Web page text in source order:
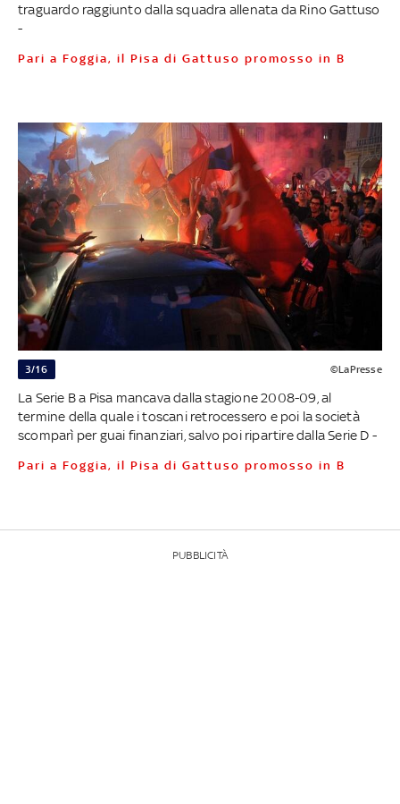
traguardo raggiunto dalla squadra allenata da Rino Gattuso
-
Pari a Foggia, il Pisa di Gattuso promosso in B
3/16 ©LaPresse
La Serie B a Pisa mancava dalla stagione 2008-09, al
termine della quale i toscani retrocessero e poi la società
scomparì per guai finanziari, salvo poi ripartire dalla Serie D -
Pari a Foggia, il Pisa di Gattuso promosso in B
PUBBLICITÀ